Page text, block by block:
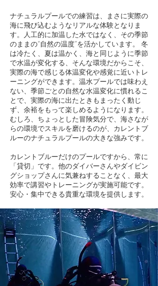
ナチュラルプールでの練習は、まさに実際の
海に飛び込むようなリアルな体験となりま
す。 人工的に加温した水ではなく、その季節
のままの“自然の温度”を活かしています。 冬
は冷たく、夏は温かく、海と同じように季節
で水温が変化する、そんな環境だからこそ、
実際の海で感じる体温変化や感覚に近いトレ
ーニングができます。 温水プールでは味わえ
ない、季節ごとの自然な水温変化に慣れるこ
とで、実際の海に出たときもまったく動じ
ず、余裕をもって楽しめるようになります。
むしろ、ちょっとした冒険気分で、海さなが
らの環境でスキルを磨けるのが、カレントブ
ルーのナチュラルプールの大きな強みです。
カレントブルーだけのプールですから、常に
「貸切」です。他のダイバーさんやダイビン
グショップさんに気兼ねすることなく、最大
効率で講習やトレーニングが実施可能です。
安心・集中できる貴重な環境を提供します。